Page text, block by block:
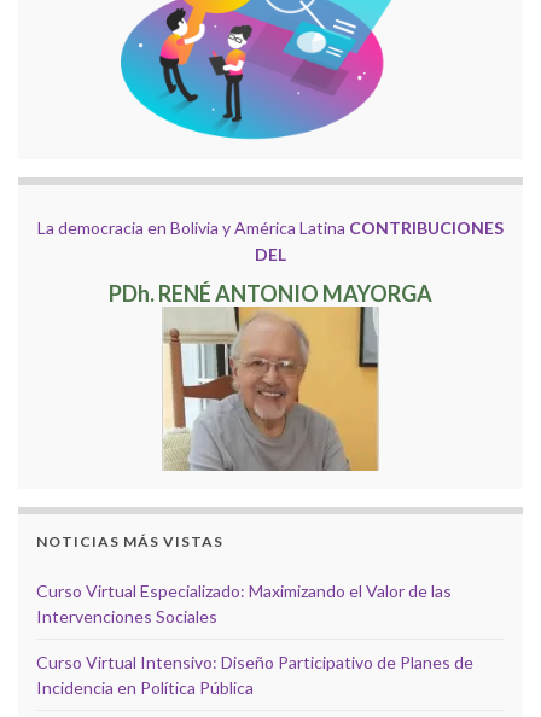
La democracia en Bolivia y América Latina CONTRIBUCIONES
DEL
PDh. RENÉ ANTONIO MAYORGA
NOTICIAS MÁS VISTAS
Curso Virtual Especializado: Maximizando el Valor de las
Intervenciones Sociales
Curso Virtual Intensivo: Diseño Participativo de Planes de
Incidencia en Política Pública